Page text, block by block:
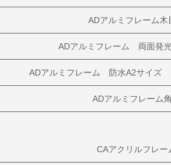
ADアルミフレーム木
ADアルミフレーム 両面発
ADアルミフレーム 防水A2サイズ
ADアルミフレーム
CAアクリルフレー